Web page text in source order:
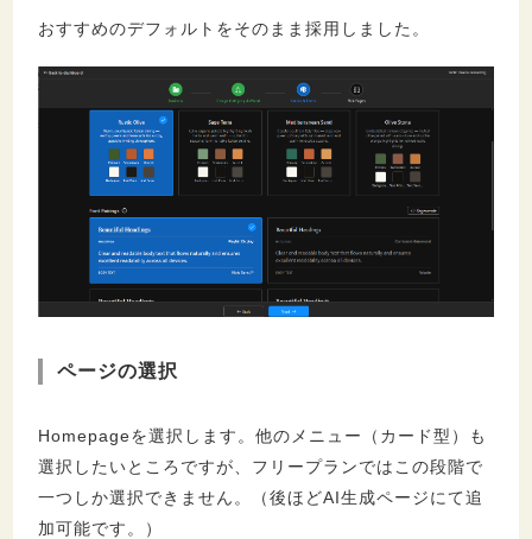
おすすめのデフォルトをそのまま採用しました。
ページの選択
Homepageを選択します。他のメニュー（カード型）も
選択したいところですが、フリープランではこの段階で
一つしか選択できません。（後ほどAI生成ページにて追
加可能です。）